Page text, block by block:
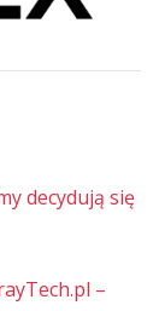
decydują się
–